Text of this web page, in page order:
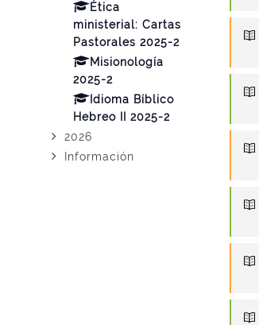
Ética
ministerial: Cartas
Pastorales 2025-2
Misionología
2025-2
Idioma Bíblico
Hebreo II 2025-2
2026
Información